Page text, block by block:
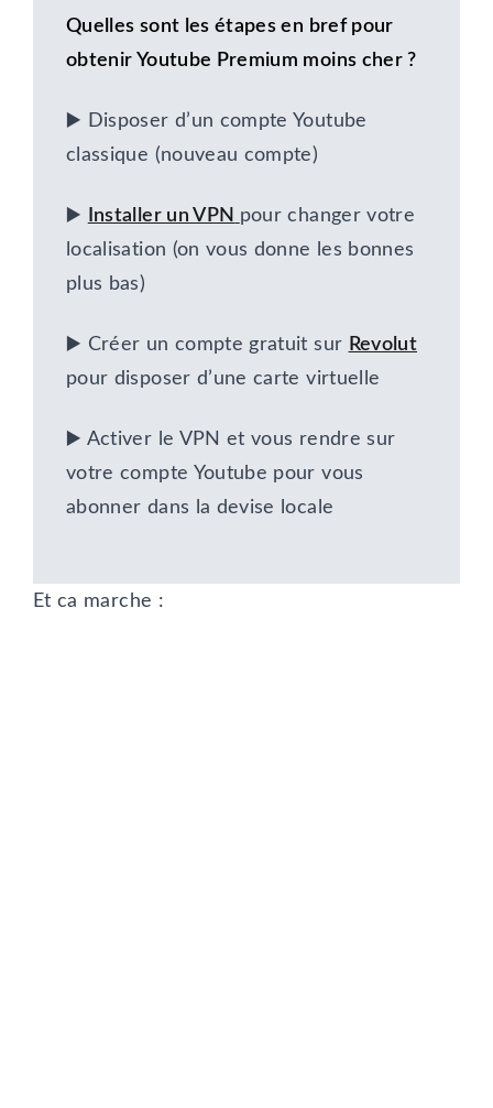
Quelles sont les étapes en bref pour
obtenir Youtube Premium moins cher ?
▶️ Disposer d’un compte Youtube
classique (nouveau compte)
▶️ Installer un VPN pour changer votre
localisation (on vous donne les bonnes
plus bas)
▶️ Créer un compte gratuit sur Revolut
pour disposer d’une carte virtuelle
▶️ Activer le VPN et vous rendre sur
votre compte Youtube pour vous
abonner dans la devise locale
Et ca marche :